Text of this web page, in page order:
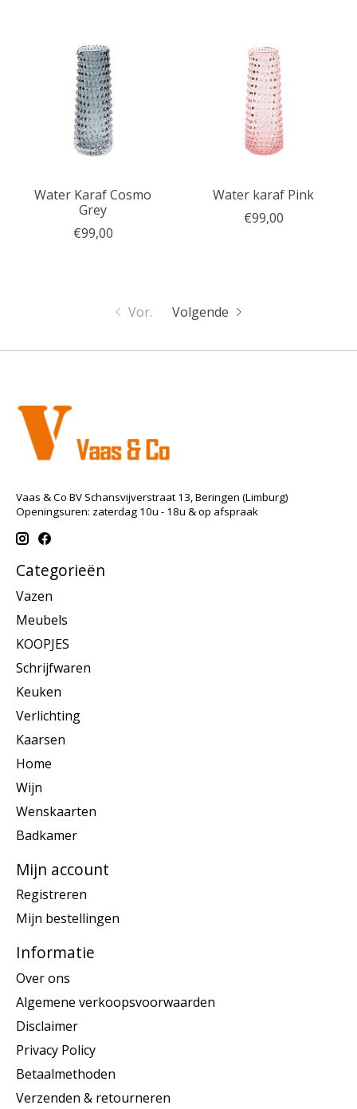
Water Karaf Cosmo
Grey
€99,00
Water karaf Pink
€99,00
Vor. Volgende
Vaas & Co BV Schansvijverstraat 13, Beringen (Limburg)
Openingsuren: zaterdag 10u - 18u & op afspraak
Categorieën
Vazen
Meubels
KOOPJES
Schrijfwaren
Keuken
Verlichting
Kaarsen
Home
Wijn
Wenskaarten
Badkamer
Mijn account
Registreren
Mijn bestellingen
Informatie
Over ons
Algemene verkoopsvoorwaarden
Disclaimer
Privacy Policy
Betaalmethoden
Verzenden & retourneren